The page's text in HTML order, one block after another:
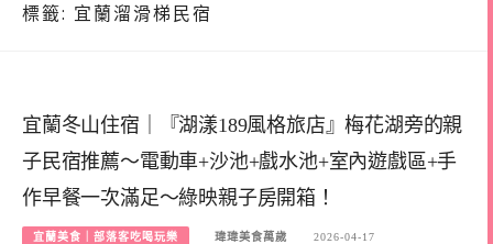
標籤: 宜蘭溜滑梯民宿
宜蘭冬山住宿｜『湖漾189風格旅店』梅花湖旁的親
子民宿推薦～電動車+沙池+戲水池+室內遊戲區+手
作早餐一次滿足～綠映親子房開箱！
宜蘭美食｜部落客吃喝玩樂 瑋瑋美食萬歲 2026-04-17